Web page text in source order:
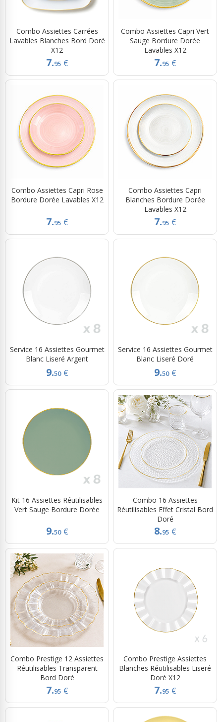
Combo Assiettes Carrées
Lavables Blanches Bord Doré
X12
7.95 €
Combo Assiettes Capri Vert
Sauge Bordure Dorée
Lavables X12
7.95 €
Combo Assiettes Capri Rose
Bordure Dorée Lavables X12
7.95 €
Combo Assiettes Capri
Blanches Bordure Dorée
Lavables X12
7.95 €
Service 16 Assiettes Gourmet
Blanc Liseré Argent
9.50 €
Service 16 Assiettes Gourmet
Blanc Liseré Doré
9.50 €
Kit 16 Assiettes Réutilisables
Vert Sauge Bordure Dorée
9.50 €
Combo 16 Assiettes
Réutilisables Effet Cristal Bord
Doré
8.95 €
Combo Prestige 12 Assiettes
Réutilisables Transparent
Bord Doré
7.95 €
Combo Prestige Assiettes
Blanches Réutilisables Liseré
Doré X12
7.95 €